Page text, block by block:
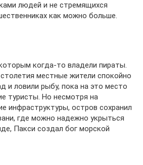
людей и не стремящихся
как можно больше.
когда-то владели пираты.
местные жители спокойно
и ловили рыбу, пока на это место
туристы. Но несмотря на
инфраструктуры, остров сохранил
где можно надежно укрыться
Пакси создал бог морской